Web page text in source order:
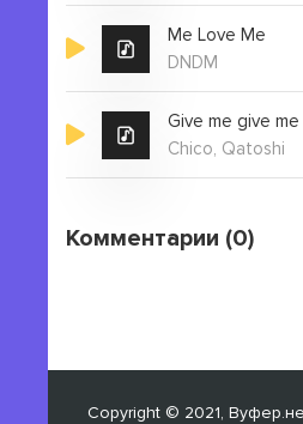
Me Love Me
DNDM
Chico, Qatoshi
Комментарии (0)
Copyright © 2021,